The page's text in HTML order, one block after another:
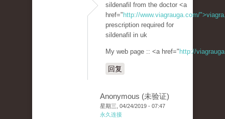
sildenafil from the doctor <a
href=" http://www.viagrauga.com/
prescription required for
sildenafil in uk
My web page :: <a href=" http://
回复
Anonymous (未验证)
星期三, 04/24/2019 - 07:47
永久连接